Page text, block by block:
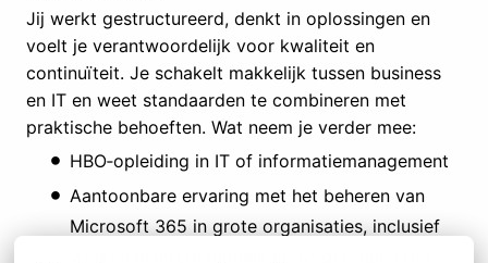
Jij werkt gestructureerd, denkt in oplossingen en
voelt je verantwoordelijk voor kwaliteit en
continuïteit. Je schakelt makkelijk tussen business
en IT en weet standaarden te combineren met
praktische behoeften. Wat neem je verder mee:
HBO‑opleiding in IT of informatiemanagement
Aantoonbare ervaring met het beheren van
Microsoft 365 in grote organisaties, inclusief